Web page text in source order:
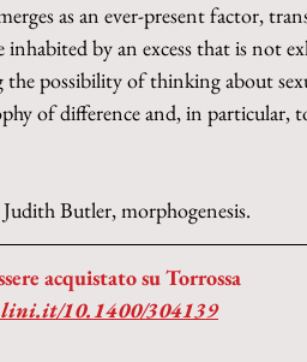
as an ever-present factor,
by an excess that is not
possibility of thinking about
of difference and, in particular,
Butler, morphogenesis.
acquistato su Torrossa
10.1400/304139